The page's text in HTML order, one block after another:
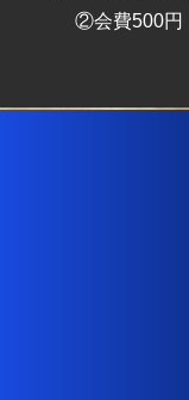
②会費500円